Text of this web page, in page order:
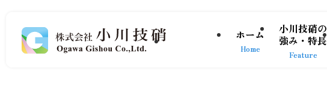
ホーム
Home
小川技硝の
強み・特長
Feature